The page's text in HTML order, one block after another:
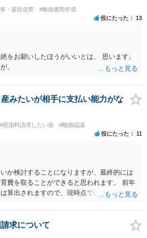
・援助交際 #離婚書類作成
役にたった 13
をお願いしたほうがいいとは、 思います。
。
みたいが相手に支払い能力がな
#慰謝料請求したい側 #離婚協議
役にたった 11
か検討することになりますが、最終的には
費を取ることができると思われます。 前年
算出されますので、現時点では少額しか取
ともできます。 仮に中絶する場合でも、相
合いをしっかりしてくれない場合には、慰謝
があります。 いずれにせよ、親御さんとの
求について